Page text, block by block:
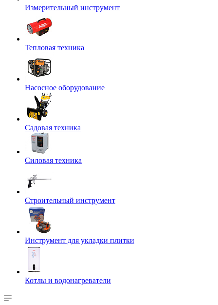
Измерительный инструмент
Тепловая техника
Насосное оборудование
Садовая техника
Силовая техника
Строительный инструмент
Инструмент для укладки плитки
Котлы и водонагреватели